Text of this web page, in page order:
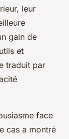
leur
gain de
et
traduit par
face
cas a montré